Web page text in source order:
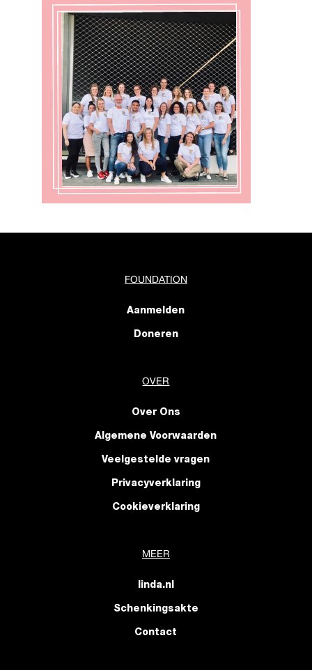
FOUNDATION
Aanmelden
Doneren
OVER
Over Ons
Algemene Voorwaarden
Veelgestelde vragen
Privacyverklaring
Cookieverklaring
MEER
linda.nl
Schenkingsakte
Contact